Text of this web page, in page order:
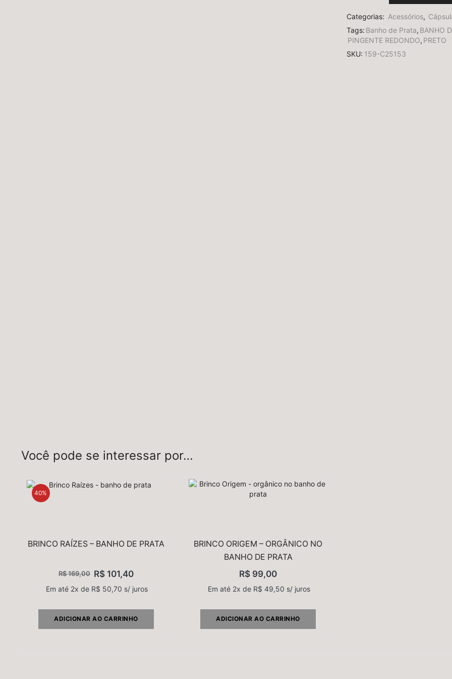
Categorias: Acessórios,
Tags: Banho de Prata, BANHO
PINGENTE REDONDO, PRETO
SKU: 159-C25153
Você pode se interessar por…
40%
BRINCO RAÍZES – BANHO DE PRATA
R$169,00 R$ 101,40
Em até 2x de R$ 50,70 s/ juros
ADICIONAR AO CARRINHO
BRINCO ORIGEM – ORGÂNICO NO
BANHO DE PRATA
R$ 99,00
Em até 2x de R$ 49,50 s/ juros
ADICIONAR AO CARRINHO